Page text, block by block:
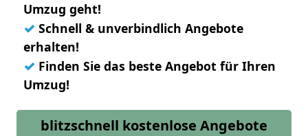
Umzug geht!
✓ Schnell & unverbindlich Angebote
erhalten!
✓ Finden Sie das beste Angebot für Ihren
Umzug!
blitzschnell kostenlose Angebote